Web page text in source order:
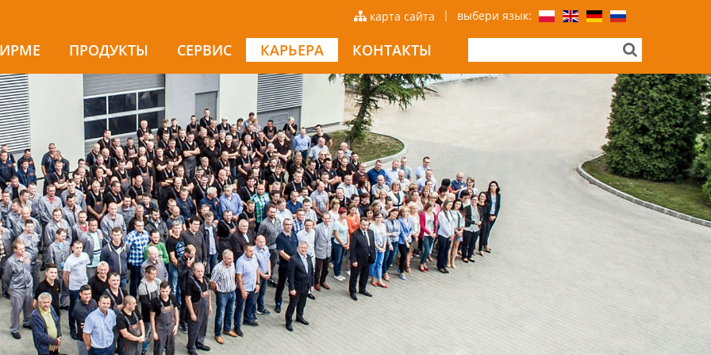
выбери язык:
|
карта сайта
ПРОДУКТЫ СЕРВИС КАРЬЕРА КОНТАКТЫ